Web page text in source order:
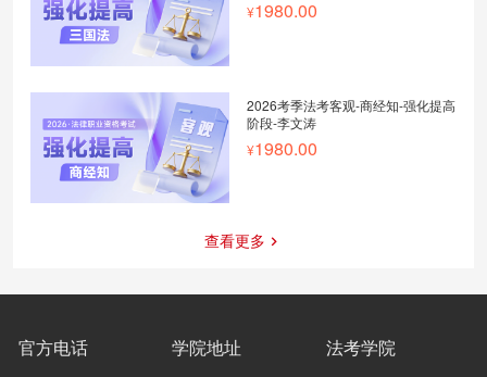
1980.00
2026考季法考客观-商经知-强化提高
阶段-李文涛
1980.00
查看更多
官方电话 学院地址 法考学院